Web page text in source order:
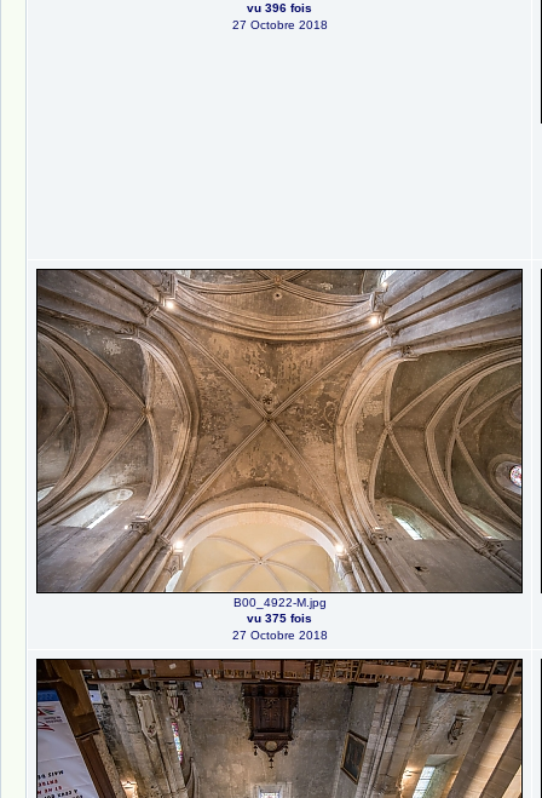
vu 396 fois
27 Octobre 2018
B00_4922-M.jpg
vu 375 fois
27 Octobre 2018